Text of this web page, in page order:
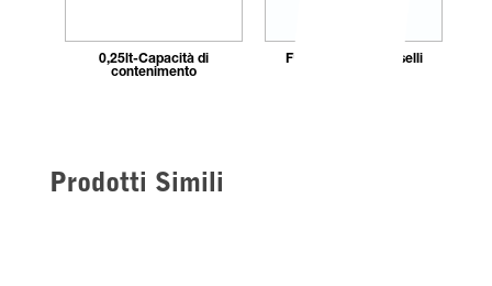
0,25lt-Capacità di
contenimento
Fissaggio_con_tasselli
Prodotti Simili